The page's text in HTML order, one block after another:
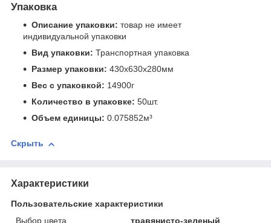
Упаковка
Описание упаковки: товар не имеет
индивидуальной упаковки
Вид упаковки: Транспортная упаковка
Размер упаковки: 430x630x280мм
Вес с упаковкой: 14900г
Количество в упаковке: 50шт.
Объем единицы: 0.075852м³
Скрыть
Характеристики
Пользовательские характеристики
Выбор цвета
травянисто-зеленый